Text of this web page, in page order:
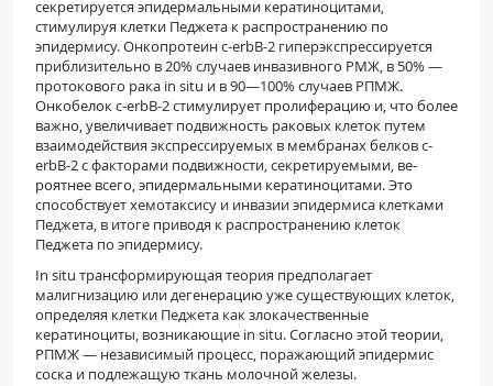
секретируется эпидермальными кератиноцитами,
стимулируя клетки Педжета к распространению по
эпидерми­су. Онкопротеин c-erbB-2 гиперэкспрессируется
приблизительно в 20% случаев инвазивного РМЖ, в 50% —
протокового рака in situ и в 90—100% слу­чаев РПМЖ.
Онкобелок c-erbB-2 стимулирует пролиферацию и, что более
важно, увеличивает подвижность раковых клеток путем
взаимодействия экспрессируемых в мембранах белков c-
erbB-2 с факторами подвижности, секретируемыми, ве­
роятнее всего, эпидермальными кератиноцитами. Это
способствует хемотаксису и инвазии эпидер­миса клетками
Педжета, в итоге приводя к распро­странению клеток
Педжета по эпидермису.
In situ трансформирующая теория предпола­гает
малигнизацию или дегенерацию уже сущест­вующих клеток,
определяя клетки Педжета как злокачественные
кератиноциты, возникающие in situ. Согласно этой теории,
РПМЖ — независи­мый процесс, поражающий эпидермис
соска и подлежащую ткань молочной железы.